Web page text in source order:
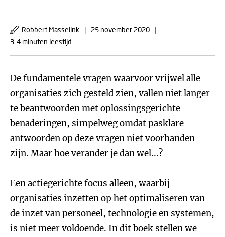
Robbert Masselink | 25 november 2020
|
3-4 minuten leestijd
De fundamentele vragen waarvoor vrijwel alle
organisaties zich gesteld zien, vallen niet langer
te beantwoorden met oplossingsgerichte
benaderingen, simpelweg omdat pasklare
antwoorden op deze vragen niet voorhanden
zijn. Maar hoe verander je dan wel...?
Een actiegerichte focus alleen, waarbij
organisaties inzetten op het optimaliseren van
de inzet van personeel, technologie en systemen,
is niet meer voldoende. In dit boek stellen we